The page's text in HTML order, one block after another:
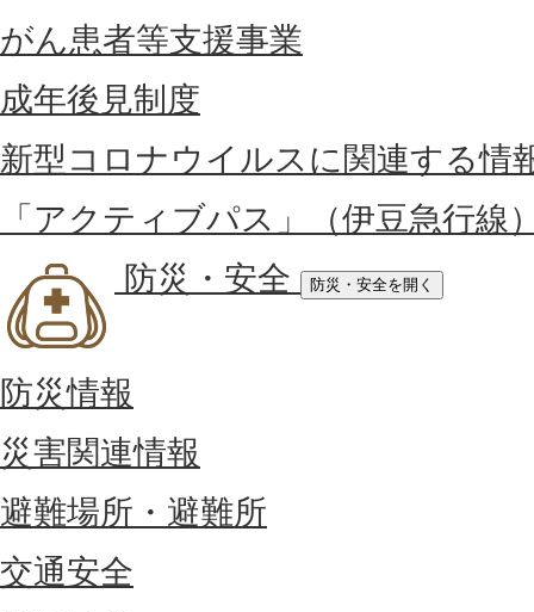
がん患者等支援事業
成年後見制度
新型コロナウイルスに関連する情
「アクティブパス」（伊豆急行線
防災・安全
防災・安全を開く
防災情報
災害関連情報
避難場所・避難所
交通安全